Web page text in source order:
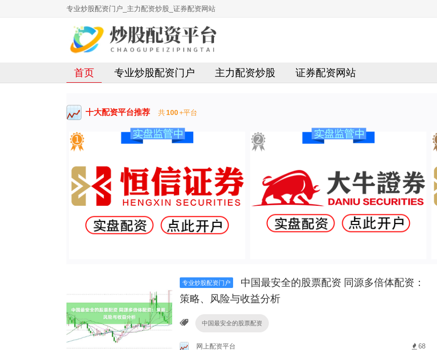
专业炒股配资门户_主力配资炒股_证券配资网站
首页 专业炒股配资门户 主力配资炒股 证券配资网站
十大配资平台推荐 共100+平台
专业炒股配资门户
中国最安全的股票配资 同源多倍体配资：
策略、风险与收益分析
中国最安全的股票配资
网上配资平台 68